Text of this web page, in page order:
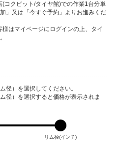
コクピット/タイヤ館)での作業1台分単
」又は「今すぐ予約」よりお進みくだ
はマイページにログインの上、タイ
径）を選択してください。
径）を選択すると価格が表示されま
リム径(インチ)